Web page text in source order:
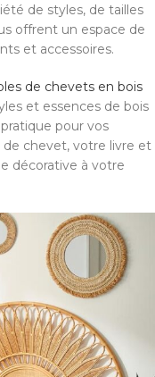
de styles, de tailles
offrent un espace de
et accessoires.
de chevets en bois
et essences de bois
pour vos
chevet, votre livre et
décorative à votre